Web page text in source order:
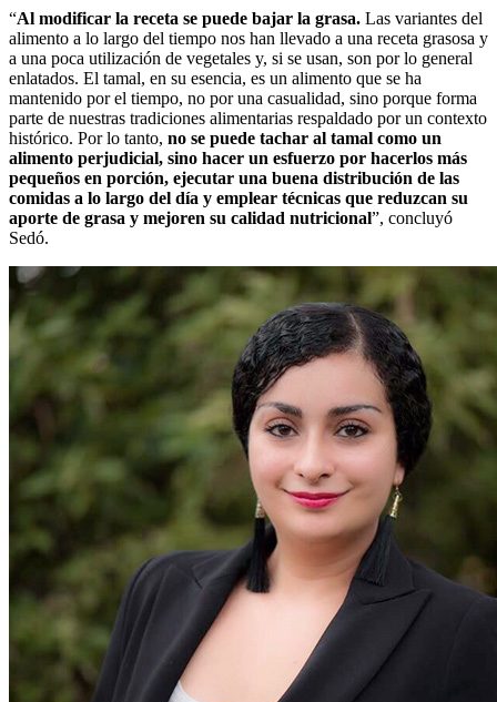
“Al modificar la receta se puede bajar la grasa. Las variantes del
alimento a lo largo del tiempo nos han llevado a una receta grasosa y
a una poca utilización de vegetales y, si se usan, son por lo general
enlatados. El tamal, en su esencia, es un alimento que se ha
mantenido por el tiempo, no por una casualidad, sino porque forma
parte de nuestras tradiciones alimentarias respaldado por un contexto
histórico. Por lo tanto, no se puede tachar al tamal como un
alimento perjudicial, sino hacer un esfuerzo por hacerlos más
pequeños en porción, ejecutar una buena distribución de las
comidas a lo largo del día y emplear técnicas que reduzcan su
aporte de grasa y mejoren su calidad nutricional”, concluyó
Sedó.